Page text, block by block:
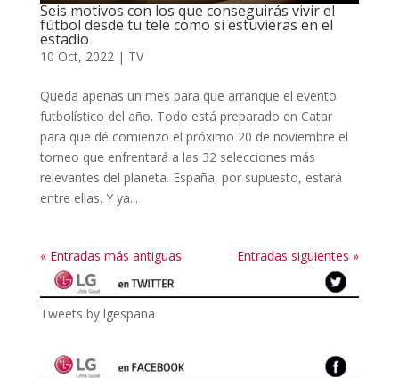
Seis motivos con los que conseguirás vivir el
fútbol desde tu tele como si estuvieras en el
estadio
10 Oct, 2022| TV
Queda apenas un mes para que arranque el evento
futbolístico del año. Todo está preparado en Catar
para que dé comienzo el próximo 20 de noviembre el
torneo que enfrentará a las 32 selecciones más
relevantes del planeta. España, por supuesto, estará
entre ellas. Y ya...
« Entradas más antiguas Entradas siguientes »
Tweets by lgespana